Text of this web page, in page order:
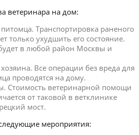
ветеринара на дом:
питомца. Транспортировка раненого
только ухудшить его состояние.
в любой район Москвы и
Все операции без вреда для
проводятся на дому.
Стоимость ветеринарной помощи
от таковой в ветклинике
мост.
мероприятия: